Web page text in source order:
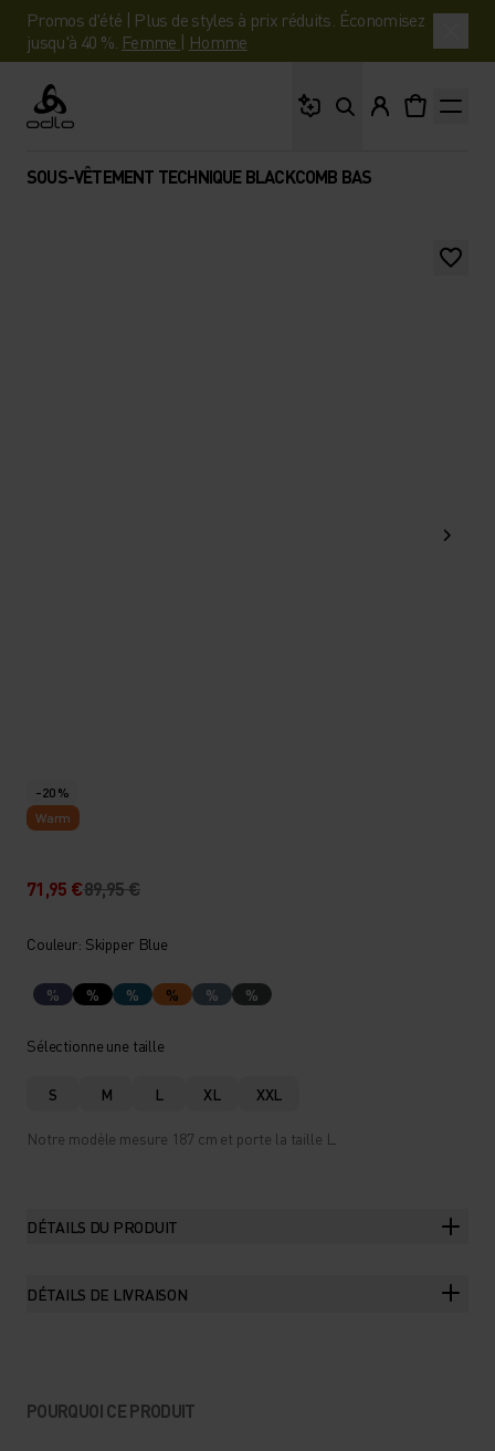
Promos d'été | Plus de styles à prix réduits. Économisez
jusqu'à 40 %. Femme | Homme
Odlo
SOUS-VÊTEMENT TECHNIQUE BLACKCOMB BAS
-20 %
Warm
71,95 €89,95 €
Couleur: Skipper Blue
% % % % % %
Sélectionne une taille
S M L XL XXL
Notre modèle mesure 187 cm et porte la taille L.
DÉTAILS DU PRODUIT
DÉTAILS DE LIVRAISON
POURQUOI CE PRODUIT